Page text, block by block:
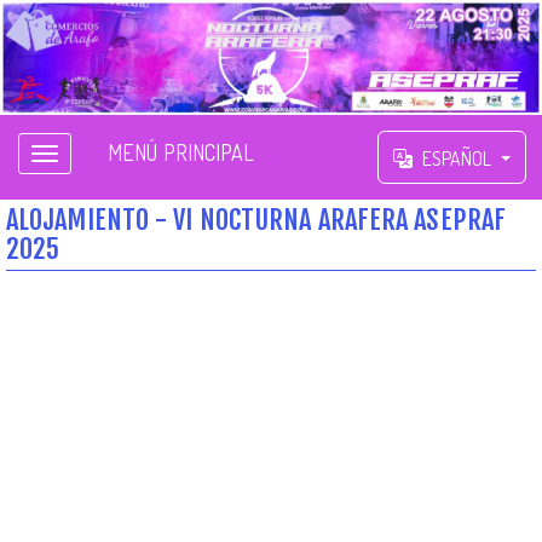
MENÚ PRINCIPAL ESPAÑOL
ALOJAMIENTO - VI NOCTURNA ARAFERA ASEPRAF
2025